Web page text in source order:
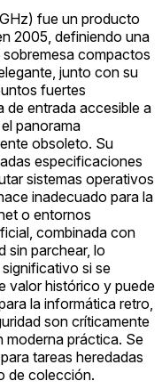
fue un producto
2005, definiendo una
compactos
junto con su
fuertes
de entrada accesible a
panorama
obsoleto. Su
especificaciones
sistemas operativos
inadecuado para la
o entornos
combinada con
sin parchear, lo
si se
valor histórico y puede
la informática retro,
son críticamente
moderna práctica. Se
tareas heredadas
de colección.